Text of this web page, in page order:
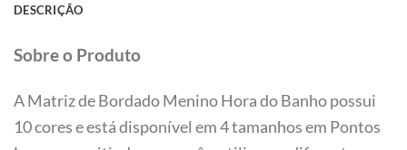
DESCRIÇÃO
Sobre o Produto
A Matriz de Bordado Menino Hora do Banho possui
10 cores e está disponível em 4 tamanhos em Pontos